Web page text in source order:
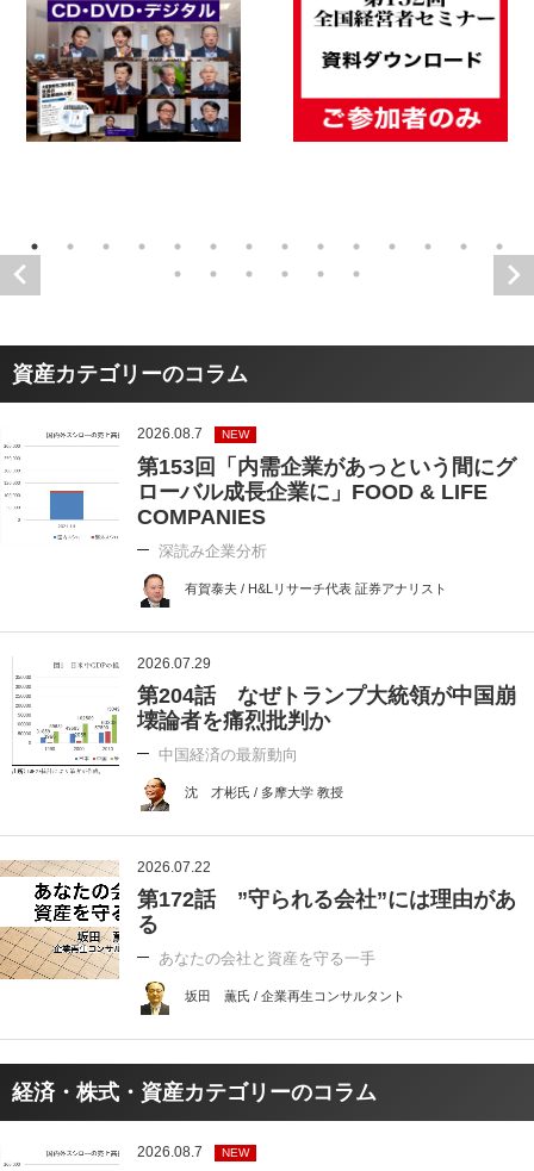
資産カテゴリーのコラム
2026.08.7 NEW
第153回「内需企業があっという間にグ
ローバル成長企業に」FOOD & LIFE
COMPANIES
深読み企業分析
有賀泰夫 / H&Lリサーチ代表 証券アナリスト
2026.07.29
第204話 なぜトランプ大統領が中国崩
壊論者を痛烈批判か
中国経済の最新動向
沈 才彬氏 / 多摩大学 教授
2026.07.22
第172話 ”守られる会社”には理由があ
る
あなたの会社と資産を守る一手
坂田 薫氏 / 企業再生コンサルタント
経済・株式・資産カテゴリーのコラム
2026.08.7 NEW